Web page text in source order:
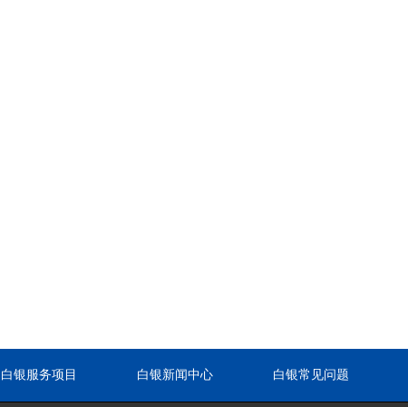
白银服务项目 白银新闻中心 白银常见问题